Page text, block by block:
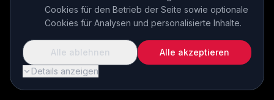
Cookies für den Betrieb der Seite sowie optionale
Cookies für Analysen und personalisierte Inhalte.
Details anzeigen
Alle ablehnen Alle akzeptieren